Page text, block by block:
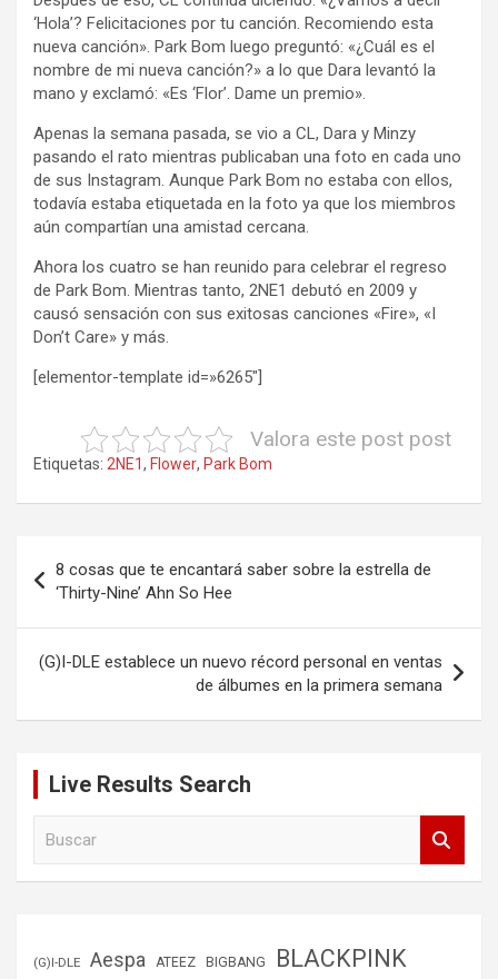
‘Hola’? Felicitaciones por tu canción. Recomiendo esta
nueva canción». Park Bom luego preguntó: «¿Cuál es el
nombre de mi nueva canción?» a lo que Dara levantó la
mano y exclamó: «Es ‘Flor’. Dame un premio».
Apenas la semana pasada, se vio a CL, Dara y Minzy
pasando el rato mientras publicaban una foto en cada uno
de sus Instagram. Aunque Park Bom no estaba con ellos,
todavía estaba etiquetada en la foto ya que los miembros
aún compartían una amistad cercana.
Ahora los cuatro se han reunido para celebrar el regreso
de Park Bom. Mientras tanto, 2NE1 debutó en 2009 y
causó sensación con sus exitosas canciones «Fire», «I
Don’t Care» y más.
[elementor-template id=»6265″]
Valora este post post
Etiquetas: 2NE1, Flower, Park Bom
de
entradas
8 cosas que te encantará saber sobre la estrella de
‘Thirty-Nine’ Ahn So Hee
(G)I-DLE establece un nuevo récord personal en ventas
de álbumes en la primera semana
Live Results Search
(G)I-DLE Aespa ATEEZ BIGBANG BLACKPINK